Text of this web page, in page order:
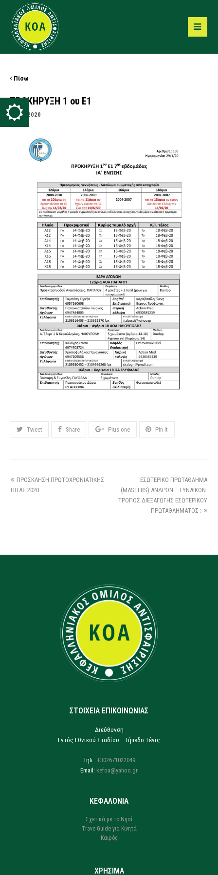
Πίσω
ΠΡΟΚΗΡΥΞΗ 1 ου Ε1
03/02/2020
Tweet Share Plus one Pin It
ΠΡΟΣΚΛΗΣΗ ΠΡΩΤΟΧΡΟΝΙΑΤΙΚΗΣ
ΠΙΤΑΣ 2020
ΕΣΩΤΕΡΙΚΟ ΠΡΩΤΑΘΛΗΜΑ
(MASTERS) ΑΝΔΡΩΝ – ΓΥΝΑΙΚΩΝ.
ΤΡΟΠΟΣ ΔΙΕΞΑΓΩΓΗΣ ΕΣΩΤΕΡΙΚΟΥ
ΠΡΩΤΑΘΛΗΜΑΤΟΣ :
ΣΤΟΙΧΕΙΑ ΕΠΙΚΟΙΝΩΝΙΑΣ
Διεύθυνση
Εντός Εθνικού Σταδίου – Γήπεδο Τένις
Τηλ.: +302671022049
Email: kefoa@yahoo.gr
ΚΕΦΑΛΟΝΙΑ
Σχετικά με το Νησί
Trave Guide για Κινητά
Καιρός
ΧΡΗΣΙΜΑ